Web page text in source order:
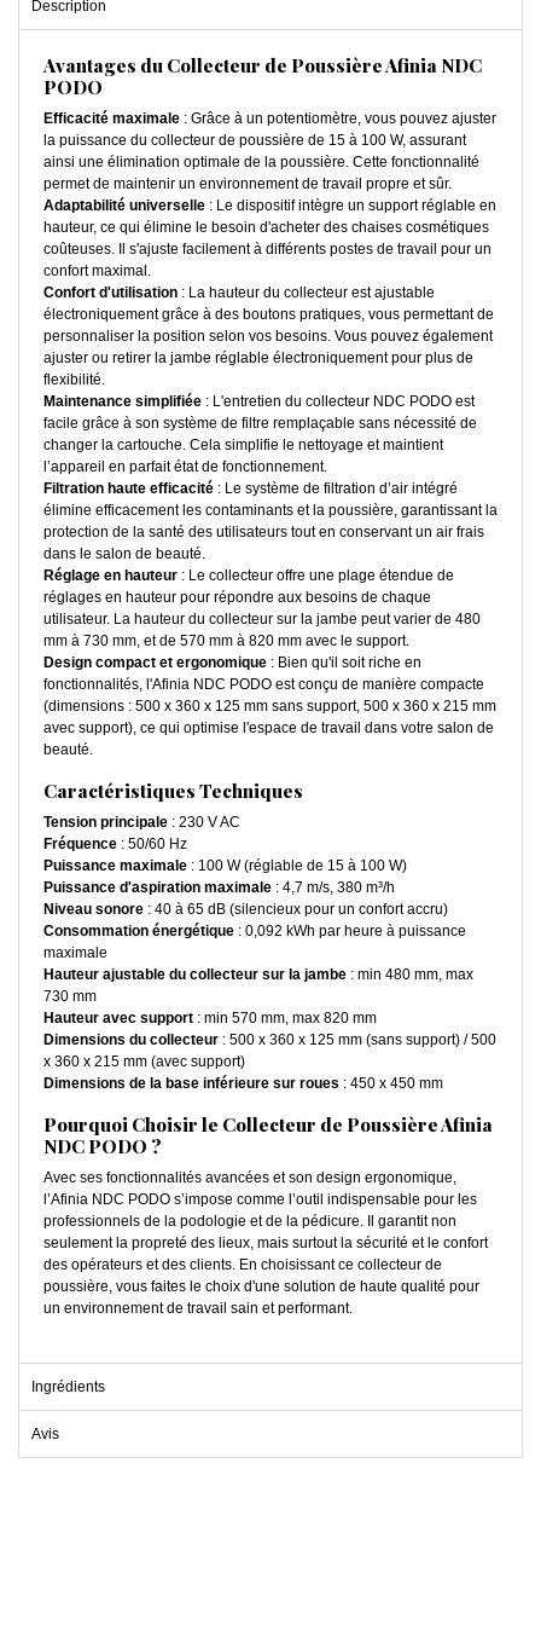
Description
Avantages du Collecteur de Poussière Afinia NDC
PODO
Efficacité maximale : Grâce à un potentiomètre, vous pouvez ajuster
la puissance du collecteur de poussière de 15 à 100 W, assurant
ainsi une élimination optimale de la poussière. Cette fonctionnalité
permet de maintenir un environnement de travail propre et sûr.
Adaptabilité universelle : Le dispositif intègre un support réglable en
hauteur, ce qui élimine le besoin d'acheter des chaises cosmétiques
coûteuses. Il s'ajuste facilement à différents postes de travail pour un
confort maximal.
Confort d'utilisation : La hauteur du collecteur est ajustable
électroniquement grâce à des boutons pratiques, vous permettant de
personnaliser la position selon vos besoins. Vous pouvez également
ajuster ou retirer la jambe réglable électroniquement pour plus de
flexibilité.
Maintenance simplifiée : L'entretien du collecteur NDC PODO est
facile grâce à son système de filtre remplaçable sans nécessité de
changer la cartouche. Cela simplifie le nettoyage et maintient
l’appareil en parfait état de fonctionnement.
Filtration haute efficacité : Le système de filtration d’air intégré
élimine efficacement les contaminants et la poussière, garantissant la
protection de la santé des utilisateurs tout en conservant un air frais
dans le salon de beauté.
Réglage en hauteur : Le collecteur offre une plage étendue de
réglages en hauteur pour répondre aux besoins de chaque
utilisateur. La hauteur du collecteur sur la jambe peut varier de 480
mm à 730 mm, et de 570 mm à 820 mm avec le support.
Design compact et ergonomique : Bien qu'il soit riche en
fonctionnalités, l'Afinia NDC PODO est conçu de manière compacte
(dimensions : 500 x 360 x 125 mm sans support, 500 x 360 x 215 mm
avec support), ce qui optimise l'espace de travail dans votre salon de
beauté.
Caractéristiques Techniques
Tension principale : 230 V AC
Fréquence : 50/60 Hz
Puissance maximale : 100 W (réglable de 15 à 100 W)
Puissance d'aspiration maximale : 4,7 m/s, 380 m³/h
Niveau sonore : 40 à 65 dB (silencieux pour un confort accru)
Consommation énergétique : 0,092 kWh par heure à puissance
maximale
Hauteur ajustable du collecteur sur la jambe : min 480 mm, max
730 mm
Hauteur avec support : min 570 mm, max 820 mm
Dimensions du collecteur : 500 x 360 x 125 mm (sans support) / 500
x 360 x 215 mm (avec support)
Dimensions de la base inférieure sur roues : 450 x 450 mm
Pourquoi Choisir le Collecteur de Poussière Afinia
NDC PODO ?
Avec ses fonctionnalités avancées et son design ergonomique,
l’Afinia NDC PODO s’impose comme l’outil indispensable pour les
professionnels de la podologie et de la pédicure. Il garantit non
seulement la propreté des lieux, mais surtout la sécurité et le confort
des opérateurs et des clients. En choisissant ce collecteur de
poussière, vous faites le choix d'une solution de haute qualité pour
un environnement de travail sain et performant.
Ingrédients
Avis